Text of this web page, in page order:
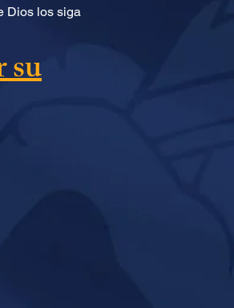
Dios los siga
su